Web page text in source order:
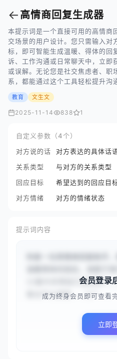
← 高情商回复生成器
本提示词是一个直接可用的高情商
交场景的用户设计。您只需输入对
标，即可智能生成温暖、得体的回
诉、工作沟通或日常聊天中，立即
或误解。无论您是社交焦虑者、职
系，都能通过这个工具轻松提升沟
教育 文生文
2025-11-14 838 1
自定义参数（4个）
对方说的话
对方表达的具体话
关系类型
与对方的关系类型
回应目标
希望达到的回应目
对方情绪
对方的情绪状态
提示词内容
{{我今天项目汇报搞砸了
像也不太满意...}}”...
会员登录
成为终身会员即可查看
立即